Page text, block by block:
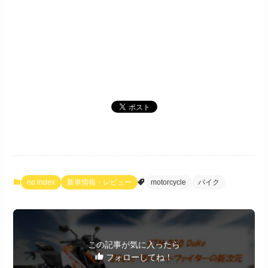
no index 新車情報・レビュー motorcycle バイク
この記事が気に入ったら
フォローしてね！